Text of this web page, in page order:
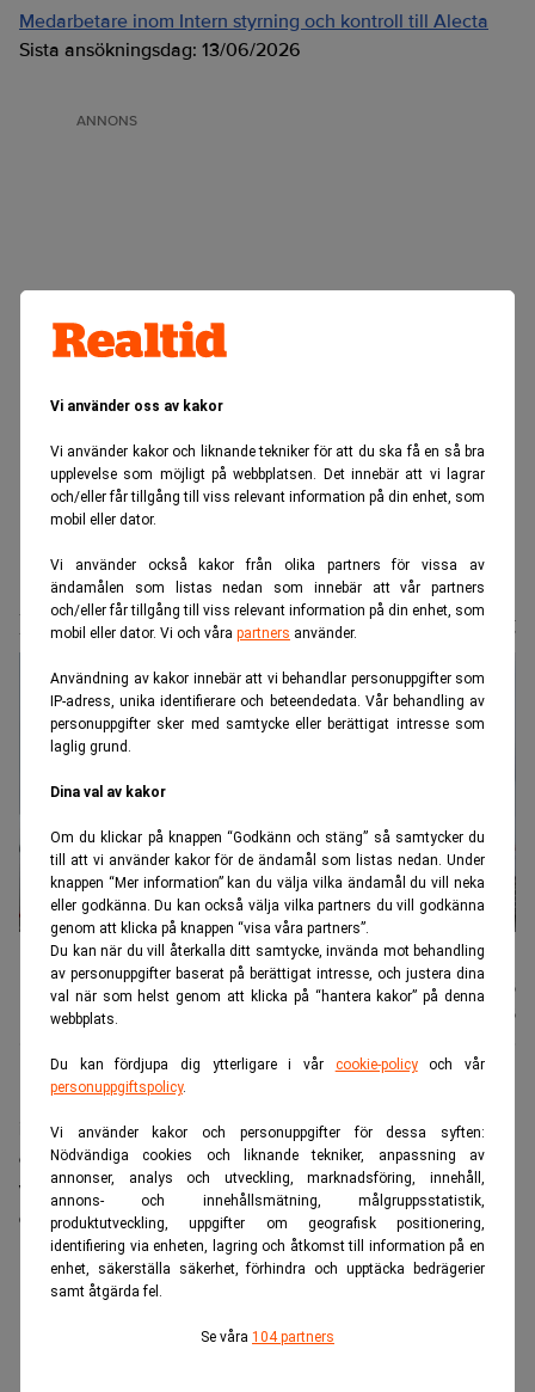
Vi använder oss av kakor
Vi använder kakor och liknande tekniker för att du ska få en så bra
upplevelse som möjligt på webbplatsen. Det innebär att vi lagrar
och/eller får tillgång till viss relevant information på din enhet, som
mobil eller dator.
Vi använder också kakor från olika partners för vissa av
ändamålen som listas nedan som innebär att vår partners
och/eller får tillgång till viss relevant information på din enhet, som
mobil eller dator. Vi och våra partners använder.
Användning av kakor innebär att vi behandlar personuppgifter som
IP-adress, unika identifierare och beteendedata. Vår behandling av
personuppgifter sker med samtycke eller berättigat intresse som
laglig grund.
Dina val av kakor
Om du klickar på knappen “Godkänn och stäng” så samtycker du
till att vi använder kakor för de ändamål som listas nedan. Under
knappen “Mer information” kan du välja vilka ändamål du vill neka
eller godkänna. Du kan också välja vilka partners du vill godkänna
genom att klicka på knappen “visa våra partners”.
Du kan när du vill återkalla ditt samtycke, invända mot behandling
av personuppgifter baserat på berättigat intresse, och justera dina
val när som helst genom att klicka på “hantera kakor” på denna
webbplats.
Du kan fördjupa dig ytterligare i vår cookie-policyoch vår
personuppgiftspolicy.
Vi använder kakor och personuppgifter för dessa syften:
Nödvändiga cookies och liknande tekniker, anpassning av
annonser, analys och utveckling, marknadsföring, innehåll,
annons- och innehållsmätning, målgruppsstatistik,
produktutveckling, uppgifter om geografisk positionering,
identifiering via enheten, lagring och åtkomst till information på en
enhet, säkerställa säkerhet, förhindra och upptäcka bedrägerier
samt åtgärda fel.
Se våra 104 partners
Medarbetare inom Intern styrning och kontroll till Alecta
Sista ansökningsdag: 13/06/2026
ANNONS
Realtid.se Börs & finans
Lågprisflygbolaget redo att bli uppköpt
Easyjet kan få amerikanska ägare. Foto: Salvatore Di Nolfi/AP/TT
Nyhetsbyrån
TT
Publicerad:
06 juli 2026
06 juli 2026
Easyjet har nått en preliminär överenskommelse med
investmentbolaget Castlelake, som har kommit med
ett nytt förslag till bud. Det innebär att Easyjet skulle
värderas till över fem miljarder pund, motsvarande
drygt 64 miljarder kronor.
ANNONS